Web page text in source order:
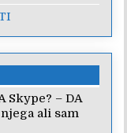
Skype? – DA
ali sam